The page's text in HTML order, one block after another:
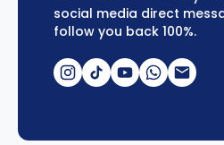
social media direct
follow you back 100%.